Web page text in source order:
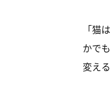
「猫
かで
変え